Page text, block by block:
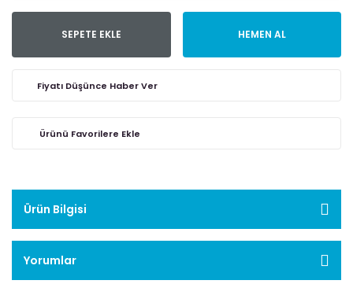
SEPETE EKLE HEMEN AL
Fiyatı Düşünce Haber Ver
Ürün Bilgisi
Yorumlar